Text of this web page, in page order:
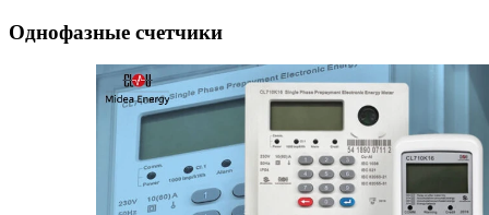
Однофазные счетчики